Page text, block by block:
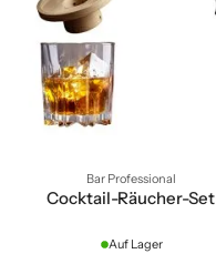
Bar Professional
Cocktail-Räucher-Set
Auf Lager